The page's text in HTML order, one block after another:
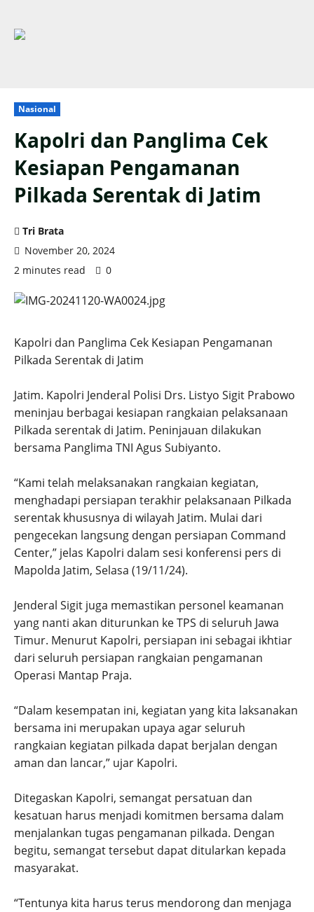
Nasional
Kapolri dan Panglima Cek
Kesiapan Pengamanan
Pilkada Serentak di Jatim
Tri Brata
November 20, 2024
2 minutes read
0
Kapolri dan Panglima Cek Kesiapan Pengamanan
Pilkada Serentak di Jatim
Jatim. Kapolri Jenderal Polisi Drs. Listyo Sigit Prabowo
meninjau berbagai kesiapan rangkaian pelaksanaan
Pilkada serentak di Jatim. Peninjauan dilakukan
bersama Panglima TNI Agus Subiyanto.
“Kami telah melaksanakan rangkaian kegiatan,
menghadapi persiapan terakhir pelaksanaan Pilkada
serentak khususnya di wilayah Jatim. Mulai dari
pengecekan langsung dengan persiapan Command
Center,” jelas Kapolri dalam sesi konferensi pers di
Mapolda Jatim, Selasa (19/11/24).
Jenderal Sigit juga memastikan personel keamanan
yang nanti akan diturunkan ke TPS di seluruh Jawa
Timur. Menurut Kapolri, persiapan ini sebagai ikhtiar
dari seluruh persiapan rangkaian pengamanan
Operasi Mantap Praja.
“Dalam kesempatan ini, kegiatan yang kita laksanakan
bersama ini merupakan upaya agar seluruh
rangkaian kegiatan pilkada dapat berjalan dengan
aman dan lancar,” ujar Kapolri.
Ditegaskan Kapolri, semangat persatuan dan
kesatuan harus menjadi komitmen bersama dalam
menjalankan tugas pengamanan pilkada. Dengan
begitu, semangat tersebut dapat ditularkan kepada
masyarakat.
“Tentunya kita harus terus mendorong dan menjaga